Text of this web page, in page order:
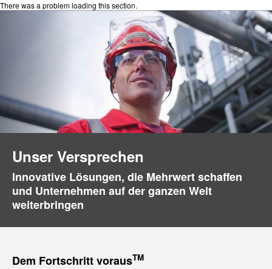
There was a problem loading this section.
Unser Versprechen
Innovative Lösungen, die Mehrwert schaffen
und Unternehmen auf der ganzen Welt
weiterbringen
Dem Fortschritt vorausTM